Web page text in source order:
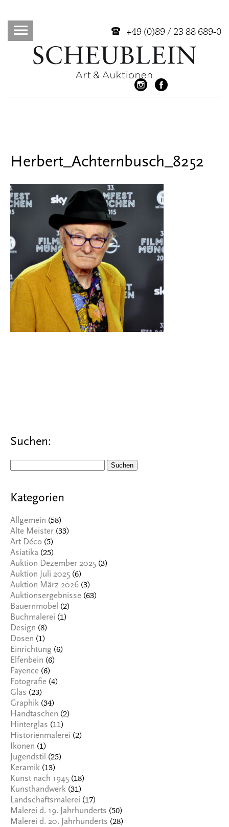
+49 (0)89 / 23 88 689-0
Herbert_Achternbusch_8252
Suchen:
Kategorien
Allgemein (58)
Alte Meister (33)
Art Déco (5)
Asiatika (25)
Auktion Dezember 2025 (3)
Auktion Juli 2025 (6)
Auktion März 2026 (3)
Auktionsergebnisse (63)
Bauernmöbel (2)
Buchmalerei (1)
Design (8)
Dosen (1)
Einrichtung (6)
Elfenbein (6)
Fayence (6)
Fotografie (4)
Glas (23)
Graphik (34)
Handtaschen (2)
Hinterglas (11)
Historienmalerei (2)
Ikonen (1)
Jugendstil (25)
Keramik (13)
Kunst nach 1945 (18)
Kunsthandwerk (31)
Landschaftsmalerei (17)
Malerei d. 19. Jahrhunderts (50)
Malerei d. 20. Jahrhunderts (28)